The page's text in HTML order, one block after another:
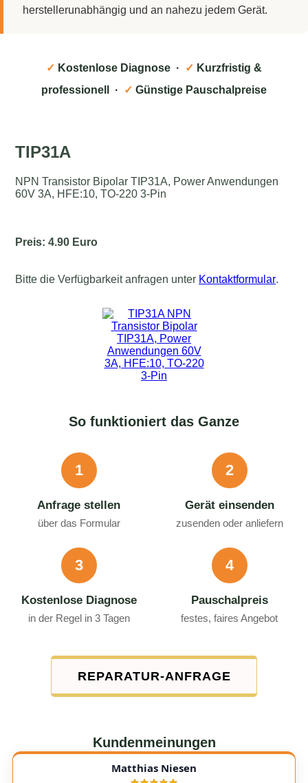
herstellerunabhängig und an nahezu jedem Gerät.
✓ Kostenlose Diagnose · ✓ Kurzfristig &
professionell ·
✓ Günstige Pauschalpreise
TIP31A
NPN Transistor Bipolar TIP31A, Power Anwendungen
60V 3A, HFE:10, TO-220 3-Pin
Preis: 4.90 Euro
Bitte die Verfügbarkeit anfragen unter Kontaktformular.
So funktioniert das Ganze
1
Anfrage stellen
über das Formular
2
Gerät einsenden
zusenden oder anliefern
3
Kostenlose Diagnose
in der Regel in 3 Tagen
4
Pauschalpreis
festes, faires Angebot
REPARATUR-ANFRAGE
Kundenmeinungen
Matthias Niesen